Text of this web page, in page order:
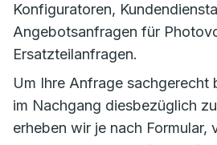
Konfiguratoren,
Angebotsanfragen für
Ersatzteilanfragen.
Um Ihre Anfrage sachgerecht
im Nachgang diesbezüglich
erheben wir je nach Formular,